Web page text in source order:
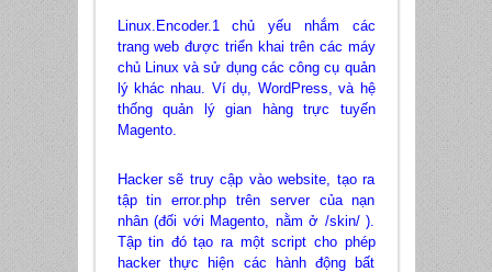
Linux.Encoder.1 chủ yếu nhắm các
trang web được triển khai trên các máy
chủ Linux và sử dụng các công cụ quản
lý khác nhau. Ví dụ, WordPress, và hệ
thống quản lý gian hàng trực tuyến
Magento.
Hacker sẽ truy cập vào website, tạo ra
tập tin error.php trên server của nạn
nhân (đối với Magento, nằm ở /skin/ ).
Tập tin đó tạo ra một script cho phép
hacker thực hiện các hành động bất